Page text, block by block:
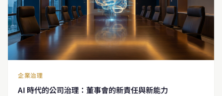
企業治理
AI 時代的公司治理：董事會的新責任與新能力